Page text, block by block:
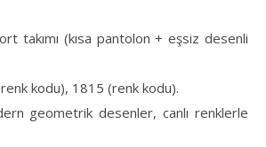
takımı (kısa pantolon + eşsiz desenli
kodu), 1815 (renk kodu).
geometrik desenler, canlı renklerle